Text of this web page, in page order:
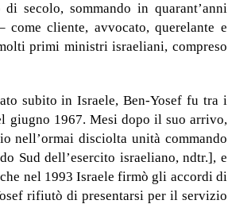
secolo, sommando in quarant’anni
cliente, avvocato, querelante e
primi ministri israeliani, compreso
subito in Israele, Ben-Yosef fu tra i
giugno 1967. Mesi dopo il suo arrivo,
nell’ormai disciolta unità commando
Sud dell’esercito israeliano, ndtr.], e
nel 1993 Israele firmò gli accordi di
rifiutò di presentarsi per il servizio